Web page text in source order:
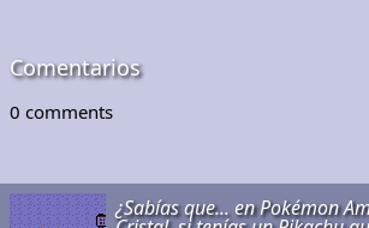
Comentarios
0 comments
¿Sabías que... en Pokémon